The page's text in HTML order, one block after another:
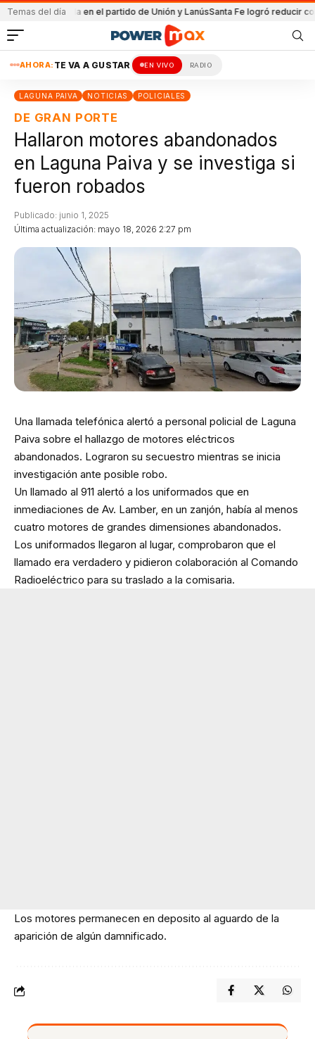
Temas del día
Detenida en el partido de Unión y Lanús Santa Fe logró reducir costo
AHORA: TE VA A GUSTAR EN VIVO RADIO
LAGUNA PAIVA NOTICIAS POLICIALES
DE GRAN PORTE
Hallaron motores abandonados
en Laguna Paiva y se investiga si
fueron robados
Última actualización: mayo 18, 2026 2:27 pm
Publicado: junio 1, 2025
Una llamada telefónica alertó a personal policial de Laguna
Paiva sobre el hallazgo de motores eléctricos
abandonados. Lograron su secuestro mientras se inicia
investigación ante posible robo.
Un llamado al 911 alertó a los uniformados que en
inmediaciones de Av. Lamber, en un zanjón, había al menos
cuatro motores de grandes dimensiones abandonados.
Los uniformados llegaron al lugar, comprobaron que el
llamado era verdadero y pidieron colaboración al Comando
Radioeléctrico para su traslado a la comisaria.
Los motores permanecen en deposito al aguardo de la
aparición de algún damnificado.